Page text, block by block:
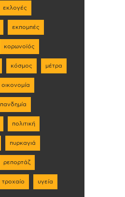
εκλογές
εκπομπές
κορωνοϊός
κόσμος μέτρα
οικονομία
πανδημία
πολιτική
πυρκαγιά
ρεπορτάζ
τροχαίο υγεία